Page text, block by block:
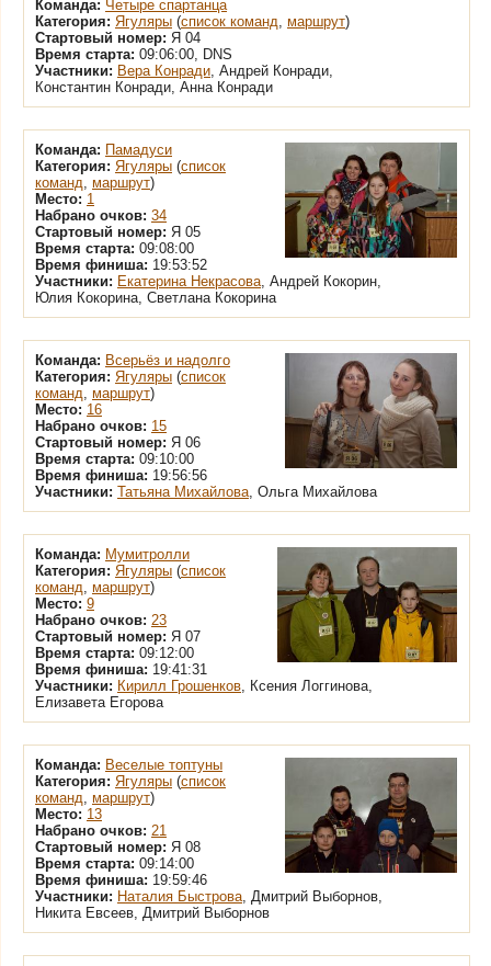
Команда: Четыре спартанца
Категория: Ягуляры (список команд, маршрут)
Стартовый номер: Я 04
Время старта: 09:06:00, DNS
Участники: Вера Конради, Андрей Конради,
Константин Конради, Анна Конради
Команда: Памадуси
Категория: Ягуляры (список
команд, маршрут)
Место: 1
Набрано очков: 34
Стартовый номер: Я 05
Время старта: 09:08:00
Время финиша: 19:53:52
Участники: Екатерина Некрасова, Андрей Кокорин,
Юлия Кокорина, Светлана Кокорина
Команда: Всерьёз и надолго
Категория: Ягуляры (список
команд, маршрут)
Место: 16
Набрано очков: 15
Стартовый номер: Я 06
Время старта: 09:10:00
Время финиша: 19:56:56
Участники: Татьяна Михайлова, Ольга Михайлова
Команда: Мумитролли
Категория: Ягуляры (список
команд, маршрут)
Место: 9
Набрано очков: 23
Стартовый номер: Я 07
Время старта: 09:12:00
Время финиша: 19:41:31
Участники: Кирилл Грошенков, Ксения Логгинова,
Елизавета Егорова
Команда: Веселые топтуны
Категория: Ягуляры (список
команд, маршрут)
Место: 13
Набрано очков: 21
Стартовый номер: Я 08
Время старта: 09:14:00
Время финиша: 19:59:46
Участники: Наталия Быстрова, Дмитрий Выборнов,
Никита Евсеев, Дмитрий Выборнов